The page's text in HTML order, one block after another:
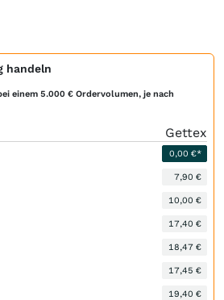
handeln
einem 5.000 € Ordervolumen, je nach
Gettex
0,00 €*
7,90 €
10,00 €
17,40 €
18,47 €
17,45 €
19,40 €